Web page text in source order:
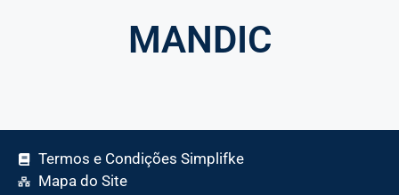
MANDIC
Termos e Condições Simplifke
Mapa do Site